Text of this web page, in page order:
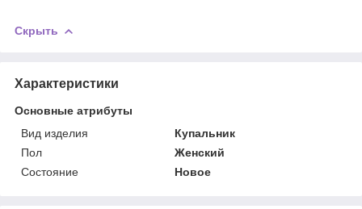
Скрыть
Характеристики
Основные атрибуты
Вид изделия
Купальник
Пол
Женский
Состояние
Новое